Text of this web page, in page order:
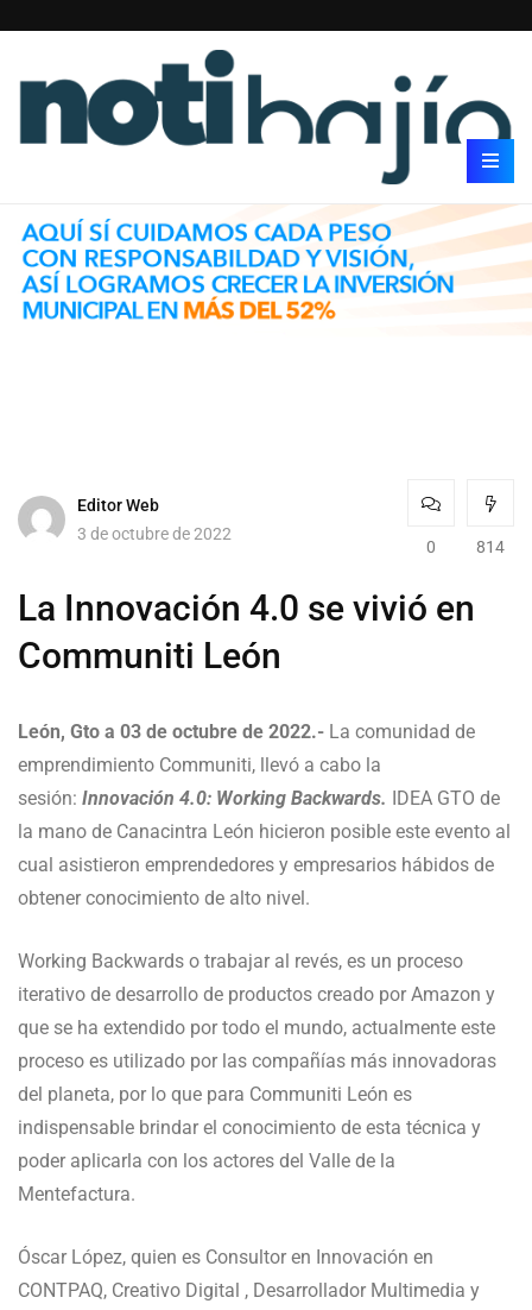
Editor Web
3 de octubre de 2022
0 814
La Innovación 4.0 se vivió en
Communiti León
León, Gto a 03 de octubre de 2022.- La comunidad de
emprendimiento Communiti, llevó a cabo la
sesión: Innovación 4.0: Working Backwards. IDEA GTO de
la mano de Canacintra León hicieron posible este evento al
cual asistieron emprendedores y empresarios hábidos de
obtener conocimiento de alto nivel.
‍Working Backwards o trabajar al revés, es un proceso
iterativo de desarrollo de productos creado por Amazon y
que se ha extendido por todo el mundo, actualmente este
proceso es utilizado por las compañías más innovadoras
del planeta, por lo que para Communiti León es
indispensable brindar el conocimiento de esta técnica y
poder aplicarla con los actores del Valle de la
Mentefactura.
Óscar López, quien es Consultor en Innovación en
CONTPAQ, Creativo Digital , Desarrollador Multimedia y